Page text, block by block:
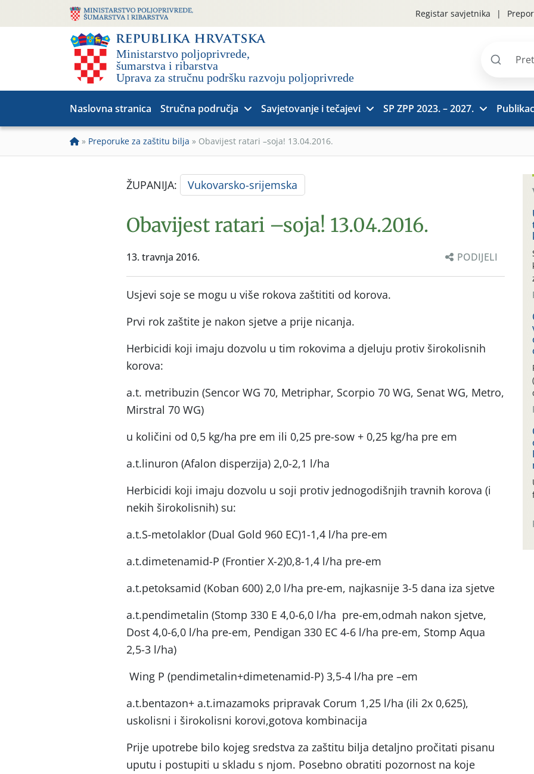
Registar savjetnika
Pretraži
Naslovna stranica Stručna područja Savjetovanje i tečajevi SP ZPP 2023. – 2027.
» Preporuke za zaštitu bilja » Obavijest ratari –soja! 13.04.2016.
ŽUPANIJA: Vukovarsko-srijemska
Obavijest ratari –soja! 13.04.2016.
13. travnja 2016. PODIJELI
Usjevi soje se mogu u više rokova zaštititi od korova.
Prvi rok zaštite je nakon sjetve a prije nicanja.
Herbicidi koji imaju dozvolu u tim rokovima a djeluju protiv širokolisnih
korova:
a.t. metribuzin (Sencor WG 70, Metriphar, Scorpio 70 WG, Senat WG, Metro,
Mirstral 70 WG)
u količini od 0,5 kg/ha pre em ili 0,25 pre-sow + 0,25 kg/ha pre em
a.t.linuron (Afalon disperzija) 2,0-2,1 l/ha
Herbicidi koji imaju dozvolu u soji protiv jednogodišnjih travnih korova (i
nekih širokolisnih) su:
a.t.S-metolaklor (Dual Gold 960 EC)1-1,4 l/ha pre-em
a.t.dimetenamid-P (Frontier X-2)0,8-1,4 l/ha pre-em
a.t.petoksamid (Koban 600) 2,0 l/ha pre-em, najkasnije 3-5 dana iza sjetve
a.t.pendimetalin (Stomp 330 E 4,0-6,0 l/ha pre-em,odmah nakon sjetve,
Dost 4,0-6,0 l/ha pre-em, Pendigan 330 EC 4-6 l/ha pre-em, Stomp Aqua
2,5-3 l/ha)
Wing P (pendimetalin+dimetenamid-P) 3,5-4 l/ha pre –em
a.t.bentazon+ a.t.imazamoks pripravak Corum 1,25 l/ha (ili 2x 0,625),
uskolisni i širokolisni korovi,gotova kombinacija
Prije upotrebe bilo kojeg sredstva za zaštitu bilja detaljno pročitati pisanu
uputu i postupiti u skladu s njom. Posebno obratiti pozornost na koje